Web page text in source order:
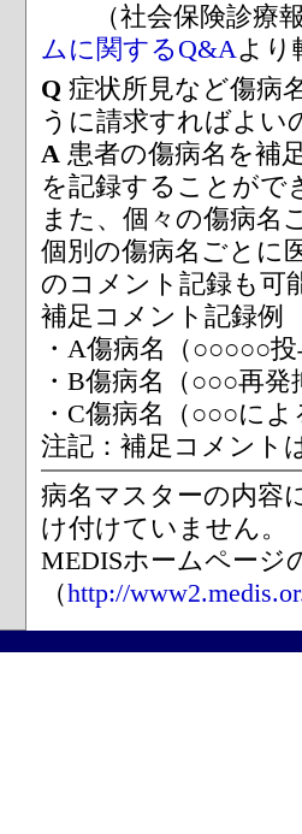
（社会保険診療報
ムに関するQ&Aより
Q 症状所見など傷病
うに請求すればよい
A 患者の傷病名を補
を記録することがで
また、個々の傷病名
個別の傷病名ごとに
のコメント記録も可
補足コメント記録例
・A傷病名（○○○○○
・B傷病名（○○○再
・C傷病名（○○○に
注記：補足コメント
病名マスターの内容
け付けていません。
MEDISホームページ
（http://